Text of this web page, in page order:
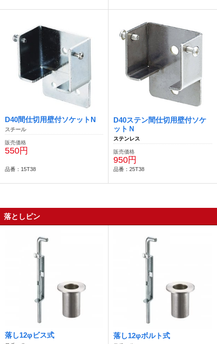
D40間仕切用壁付ソケットN
スチール
販売価格
550円
品番：15T38
D40ステン間仕切用壁付ソケ
ットＮ
ステンレス
販売価格
950円
品番：25T38
落としピン
落し12φビス式 落し12φボルト式